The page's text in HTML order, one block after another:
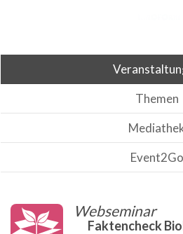
Themen
Event2Go
Webseminar
Faktencheck